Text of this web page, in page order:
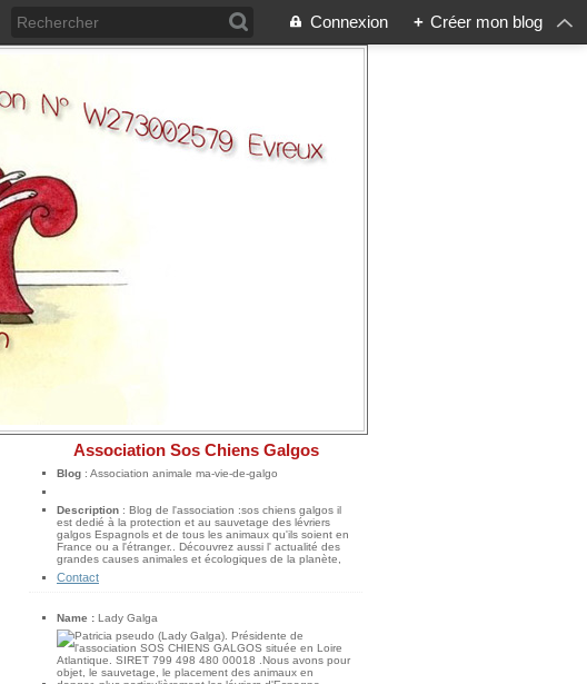
Connexion + Créer mon blog
Association Sos Chiens Galgos
Blog : Association animale ma-vie-de-galgo
Description : Blog de l'association :sos chiens galgos il
est dedié à la protection et au sauvetage des lévriers
galgos Espagnols et de tous les animaux qu'ils soient en
France ou a l'étranger.. Découvrez aussi l' actualité des
grandes causes animales et écologiques de la planète,
Contact
Name : Lady Galga